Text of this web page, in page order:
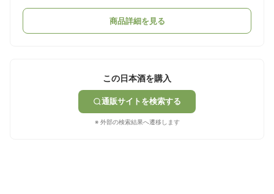
商品詳細を見る
この日本酒を購入
通販サイトを検索する
※ 外部の検索結果へ遷移します